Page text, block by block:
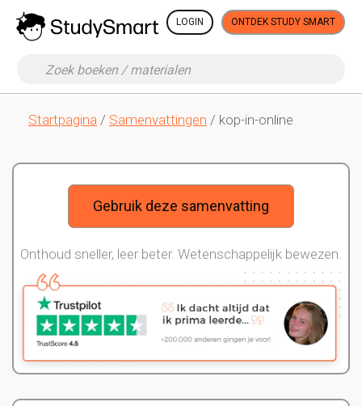
LOGIN ONTDEK STUDY SMART
Startpagina / Samenvattingen / kop-in-online
Gebruik deze samenvatting
Onthoud sneller, leer beter. Wetenschappelijk bewezen.